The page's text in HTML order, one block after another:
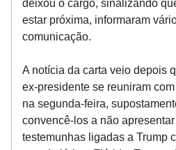
deixou o cargo, sinalizando
estar próxima, informaram
comunicação.
A notícia da carta veio depois
ex-presidente se reuniram
na segunda-feira,
convencê-los a não
testemunhas ligadas a Trump